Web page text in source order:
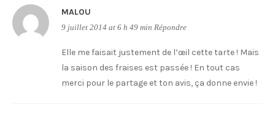
MALOU
9 juillet 2014 at 6 h 49 min Répondre
Elle me faisait justement de l’œil cette tarte ! Mais
la saison des fraises est passée ! En tout cas
merci pour le partage et ton avis, ça donne envie !